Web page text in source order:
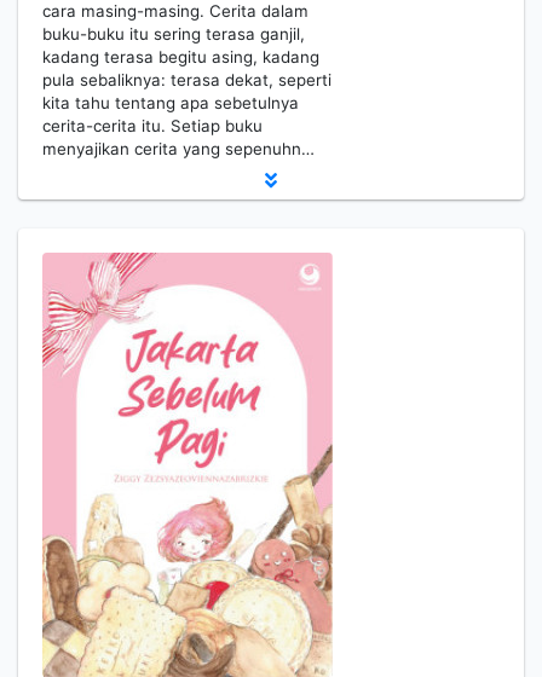
cara masing-masing. Cerita dalam
buku-buku itu sering terasa ganjil,
kadang terasa begitu asing, kadang
pula sebaliknya: terasa dekat, seperti
kita tahu tentang apa sebetulnya
cerita-cerita itu. Setiap buku
menyajikan cerita yang sepenuhn…